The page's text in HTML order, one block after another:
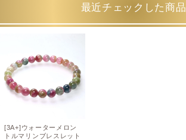
最近チェックした商品
[3A+]ウォーターメロン
トルマリンブレスレット